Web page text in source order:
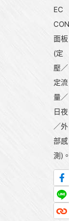
EC
面板
(定
壓／
定流
量／
日夜
／外
部感
測)
產